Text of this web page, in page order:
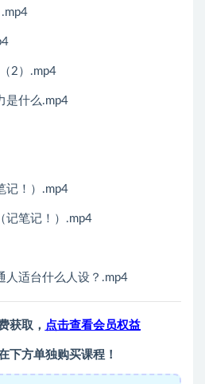
2）.mp4
是什么.mp4
记！）.mp4
记笔记！）.mp4
人适台什么人设？.mp4
获取， 点击查看会员权益
下方单独购买课程！